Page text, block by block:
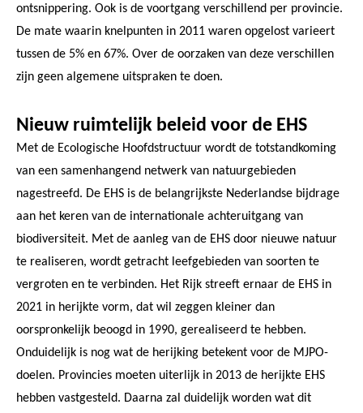
ontsnippering. Ook is de voortgang verschillend per provincie.
De mate waarin knelpunten in 2011 waren opgelost varieert
tussen de 5% en 67%. Over de oorzaken van deze verschillen
zijn geen algemene uitspraken te doen.
Nieuw ruimtelijk beleid voor de EHS
Met de Ecologische Hoofdstructuur wordt de totstandkoming
van een samenhangend netwerk van natuurgebieden
nagestreefd. De EHS is de belangrijkste Nederlandse bijdrage
aan het keren van de internationale achteruitgang van
biodiversiteit. Met de aanleg van de EHS door nieuwe natuur
te realiseren, wordt getracht leefgebieden van soorten te
vergroten en te verbinden. Het Rijk streeft ernaar de EHS in
2021 in herijkte vorm, dat wil zeggen kleiner dan
oorspronkelijk beoogd in 1990, gerealiseerd te hebben.
Onduidelijk is nog wat de herijking betekent voor de MJPO-
doelen. Provincies moeten uiterlijk in 2013 de herijkte EHS
hebben vastgesteld. Daarna zal duidelijk worden wat dit